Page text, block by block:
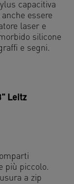
capacitiva
essere
laser e
silicone
e segni.
Leitz
più piccolo.
a zip